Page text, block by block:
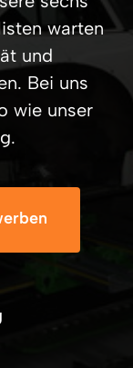
warten
und
Bei uns
wie unser